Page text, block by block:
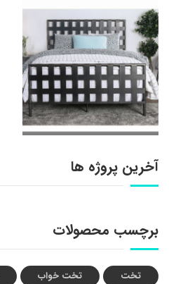
آخرین پروژه ها
برچسب محصولات
تخت تخت خواب